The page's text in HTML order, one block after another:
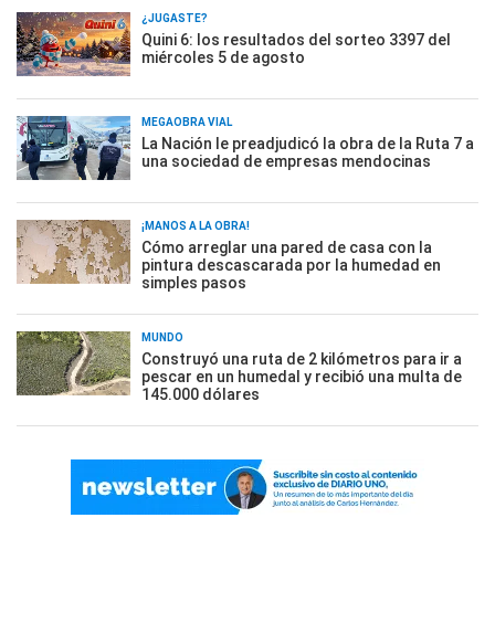
¿JUGASTE?
Quini 6: los resultados del sorteo 3397 del
miércoles 5 de agosto
MEGAOBRA VIAL
La Nación le preadjudicó la obra de la Ruta 7 a
una sociedad de empresas mendocinas
¡MANOS A LA OBRA!
Cómo arreglar una pared de casa con la
pintura descascarada por la humedad en
simples pasos
MUNDO
Construyó una ruta de 2 kilómetros para ir a
pescar en un humedal y recibió una multa de
145.000 dólares